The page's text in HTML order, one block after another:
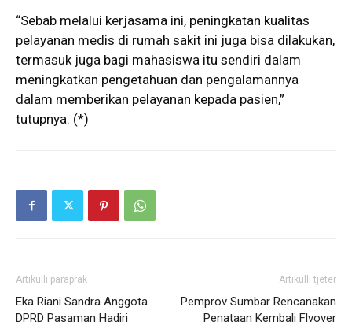
“Sebab melalui kerjasama ini, peningkatan kualitas
pelayanan medis di rumah sakit ini juga bisa dilakukan,
termasuk juga bagi mahasiswa itu sendiri dalam
meningkatkan pengetahuan dan pengalamannya
dalam memberikan pelayanan kepada pasien,”
tutupnya. (*)
Artikulli paraprak
Eka Riani Sandra Anggota
DPRD Pasaman Hadiri
Artikulli tjetër
Pemprov Sumbar Rencanakan
Penataan Kembali Flyover